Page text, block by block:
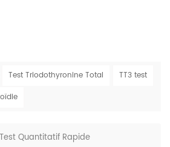
Test Triodothyronine Total
TT3 test
Quantitatif Rapide